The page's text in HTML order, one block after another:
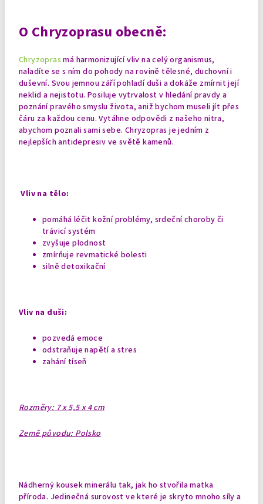
O Chryzoprasu obecně:
Chryzoprasmá harmonizující vliv na celý organismus,
naladíte se s ním do pohody na rovině tělesné, duchovní i
duševní. Svou jemnou září pohladí duši a dokáže zmírnit její
neklid a nejistotu. Posiluje vytrvalost v hledání pravdy a
poznání pravého smyslu života, aniž bychom museli jít přes
čáru za každou cenu. Vytáhne odpovědi z našeho nitra,
abychom poznali sami sebe. Chryzopras je jedním z
nejlepších antidepresiv ve světě kamenů.
Vliv na tělo:
pomáhá léčit kožní problémy, srdeční choroby či
trávicí systém
zvyšuje plodnost
zmírňuje revmatické bolesti
silně detoxikační
Vliv na duši:
pozvedá emoce
odstraňuje napětí a stres
zahání tíseň
Rozměry: 7 x 5,5 x 4 cm
Země původu: Polsko
Nádherný kousek minerálu tak, jak ho stvořila matka
příroda. Jedinečná surovost ve které je skryto mnoho síly a